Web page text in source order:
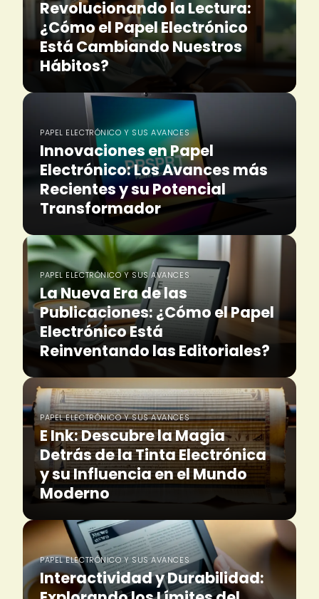
Revolucionando la Lectura:
¿Cómo el Papel Electrónico
Está Cambiando Nuestros
Hábitos?
PAPEL ELECTRÓNICO Y SUS AVANCES
Innovaciones en Papel
Electrónico: Los Avances más
Recientes y su Potencial
Transformador
PAPEL ELECTRÓNICO Y SUS AVANCES
La Nueva Era de las
Publicaciones: ¿Cómo el Papel
Electrónico Está
Reinventando las Editoriales?
PAPEL ELECTRÓNICO Y SUS AVANCES
E Ink: Descubre la Magia
Detrás de la Tinta Electrónica
y su Influencia en el Mundo
Moderno
PAPEL ELECTRÓNICO Y SUS AVANCES
Interactividad y Durabilidad: